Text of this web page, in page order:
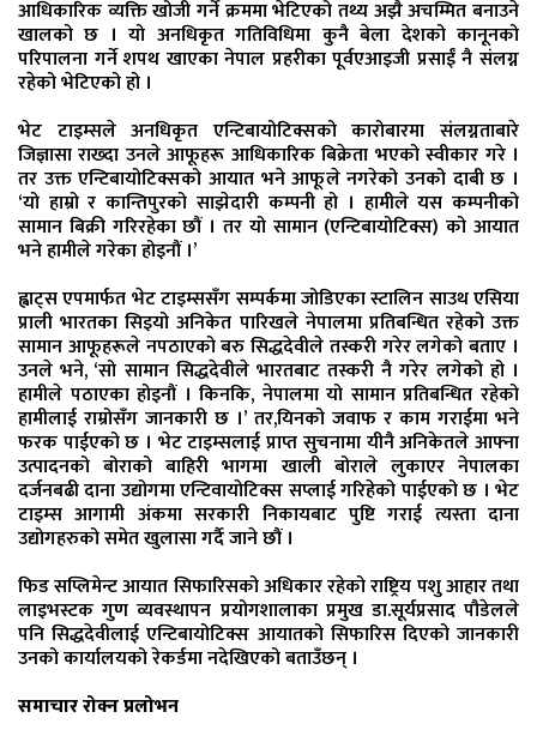
आधिकारिक व्यक्ति खोजी गर्ने क्रममा भेटिएको तथ्य अझै अचम्मित बनाउने
खालको छ । यो अनधिकृत गतिविधिमा कुनै बेला देशको कानूनको
परिपालना गर्ने शपथ खाएका नेपाल प्रहरीका पूर्वएआइजी प्रसाईं नै संलग्न
रहेको भेटिएको हो ।
भेट टाइम्सले अनधिकृत एन्टिबायोटिक्सको कारोबारमा संलग्नताबारे
जिज्ञासा राख्दा उनले आफूहरू आधिकारिक बिक्रेता भएको स्वीकार गरे ।
तर उक्त एन्टिबायोटिक्सको आयात भने आफूले नगरेको उनको दाबी छ ।
‘यो हाम्रो र कान्तिपुरको साझेदारी कम्पनी हो । हामीले यस कम्पनीको
सामान बिक्री गरिरहेका छौं । तर यो सामान (एन्टिबायोटिक्स) को आयात
भने हामीले गरेका होइनौं ।’
ह्वाट्स एपमार्फत भेट टाइम्ससँग सम्पर्कमा जोडिएका स्टालिन साउथ एसिया
प्राली भारतका सिइयो अनिकेत पारिखले नेपालमा प्रतिबन्धित रहेको उक्त
सामान आफूहरूले नपठाएको बरु सिद्धदेवीले तस्करी गरेर लगेको बताए ।
उनले भने, ‘सो सामान सिद्धदेवीले भारतबाट तस्करी नै गरेर लगेको हो ।
हामीले पठाएका होइनौं । किनकि, नेपालमा यो सामान प्रतिबन्धित रहेको
हामीलाई राम्रोसँग जानकारी छ ।’ तर,यिनको जवाफ र काम गराईमा भने
फरक पाईएको छ । भेट टाइम्सलाई प्राप्त सुचनामा यीनै अनिकेतले आफ्ना
उत्पादनको बोराको बाहिरी भागमा खाली बोराले लुकाएर नेपालका
दर्जनबढी दाना उद्योगमा एन्टिवायोटिक्स सप्लाई गरिहेको पाईएको छ । भेट
टाइम्स आगामी अंकमा सरकारी निकायबाट पुष्टि गराई त्यस्ता दाना
उद्योगहरुको समेत खुलासा गर्दै जाने छौं ।
फिड सप्लिमेन्ट आयात सिफारिसको अधिकार रहेको राष्ट्रिय पशु आहार तथा
लाइभस्टक गुण व्यवस्थापन प्रयोगशालाका प्रमुख डा.सूर्यप्रसाद पौडेलले
पनि सिद्धदेवीलाई एन्टिबायोटिक्स आयातको सिफारिस दिएको जानकारी
उनको कार्यालयको रेकर्डमा नदेखिएको बताउँछन् ।
समाचार रोक्न प्रलोभन